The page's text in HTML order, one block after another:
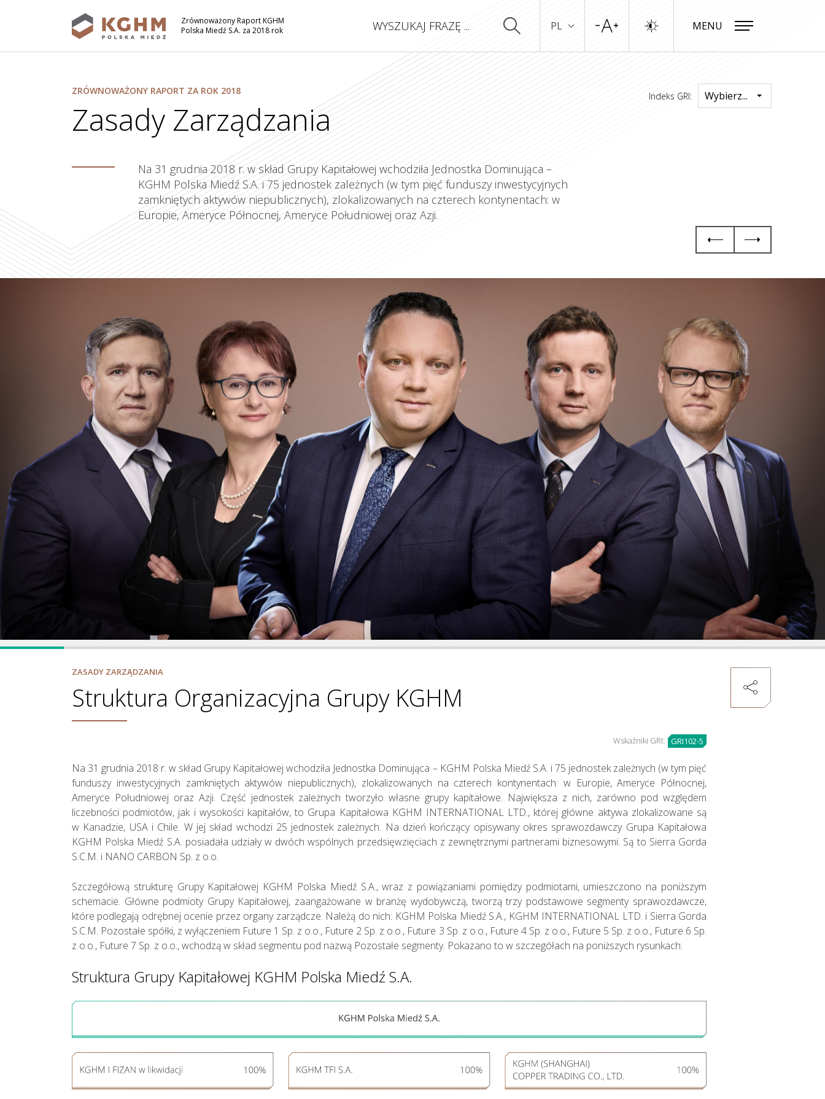
Rozdziały ZAMKNIJ
Grupa KGHM i
Nasze Otoczenie
wartość
zarządzania
Nasza Strategia
Zarządzanie
Ryzykiem
Zarządzanie
kapitałem
ludzkim
sferze
zagadnień
sferze
środowiska
naturalnego
wyniki w 2018
Zrównoważony Raport KGHM
Polska Miedź S.A. za 2018 rok
PL MENU
Indeks GRI: Wybierz...
ZRÓWNOWAŻONY RAPORT ZA ROK 2018
Zasady Zarządzania
Na 31 grudnia 2018 r. w skład Grupy Kapitałowej wchodziła Jednostka Dominująca –
KGHM Polska Miedź S.A. i 75 jednostek zależnych (w tym pięć funduszy inwestycyjnych
zamkniętych aktywów niepublicznych), zlokalizowanych na czterech kontynentach: w
Europie, Ameryce Północnej, Ameryce Południowej oraz Azji.
ZASADY ZARZĄDZANIA
Struktura Organizacyjna Grupy KGHM
Wskaźniki GRI: GRI102-5
Na 31 grudnia 2018 r. w skład Grupy Kapitałowej wchodziła Jednostka Dominująca – KGHM Polska Miedź S.A. i 75 jednostek zależnych (w tym pięć
funduszy inwestycyjnych zamkniętych aktywów niepublicznych), zlokalizowanych na czterech kontynentach: w Europie, Ameryce Północnej,
Ameryce Południowej oraz Azji. Część jednostek zależnych tworzyło własne grupy kapitałowe. Największa z nich, zarówno pod względem
liczebności podmiotów, jak i wysokości kapitałów, to Grupa Kapitałowa KGHM INTERNATIONAL LTD., której główne aktywa zlokalizowane są
w Kanadzie, USA i Chile. W jej skład wchodzi 25 jednostek zależnych. Na dzień kończący opisywany okres sprawozdawczy Grupa Kapitałowa
KGHM Polska Miedź S.A. posiadała udziały w dwóch wspólnych przedsięwzięciach z zewnętrznymi partnerami biznesowymi. Są to Sierra Gorda
S.C.M. i NANO CARBON Sp. z o.o.
Szczegółową strukturę Grupy Kapitałowej KGHM Polska Miedź S.A., wraz z powiązaniami pomiędzy podmiotami, umieszczono na poniższym
schemacie. Główne podmioty Grupy Kapitałowej, zaangażowane w branżę wydobywczą, tworzą trzy podstawowe segmenty sprawozdawcze,
które podlegają odrębnej ocenie przez organy zarządcze. Należą do nich: KGHM Polska Miedź S.A., KGHM INTERNATIONAL LTD. i Sierra Gorda
S.C.M. Pozostałe spółki, z wyłączeniem Future 1 Sp. z o.o., Future 2 Sp. z o.o., Future 3 Sp. z o.o., Future 4 Sp. z o.o., Future 5 Sp. z o.o., Future 6 Sp.
z o.o., Future 7 Sp. z o.o., wchodzą w skład segmentu pod nazwą Pozostałe segmenty. Pokazano to w szczegółach na poniższych rysunkach:
Struktura Grupy Kapitałowej KGHM Polska Miedź S.A.